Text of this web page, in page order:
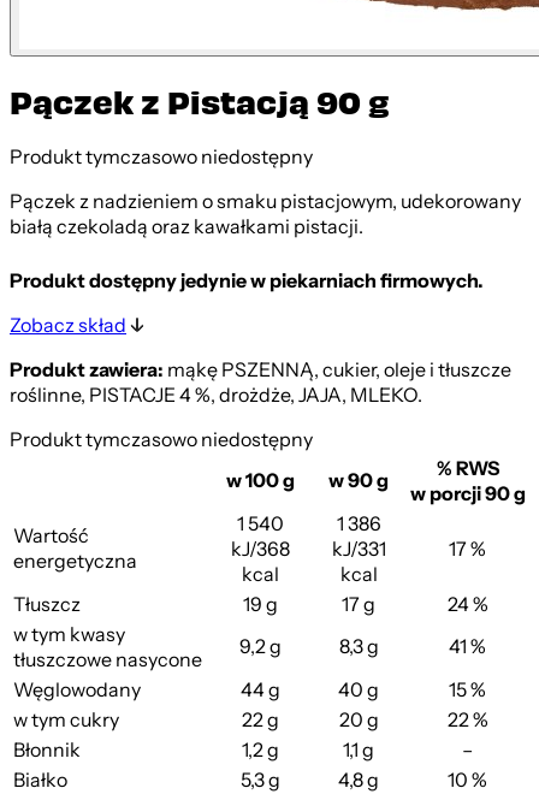
Pączek z Pistacją 90 g
Produkt tymczasowo niedostępny
Pączek z nadzieniem o smaku pistacjowym, udekorowany
białą czekoladą oraz kawałkami pistacji.
Produkt dostępny jedynie w piekarniach firmowych.
Zobacz skład
Produkt zawiera: mąkę PSZENNĄ, cukier, oleje i tłuszcze
roślinne, PISTACJE 4 %, drożdże, JAJA, MLEKO.
Produkt tymczasowo niedostępny
w 100 g
w 90 g
% RWS
w porcji 90 g
Wartość
energetyczna
1 540
kJ/368
kcal
1 386
kJ/331
kcal
17 %
Tłuszcz 19 g 17 g
24 %
w tym kwasy
tłuszczowe nasycone
9,2 g 8,3 g
41 %
Węglowodany
44 g 40 g
15 %
w tym cukry
22 g 20 g
22 %
Błonnik
1,2 g 1,1 g
–
Białko
5,3 g 4,8 g
10 %